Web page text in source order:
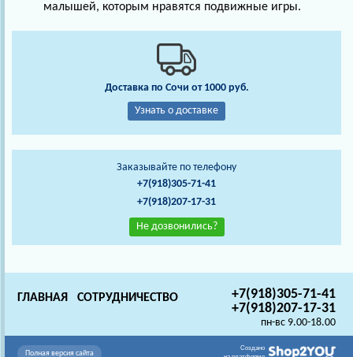
малышей, которым нравятся подвижные игры.
Доставка по Сочи от 1000 руб.
Узнать о доставке
Заказывайте по телефону
+7(918)305-71-41
+7(918)207-17-31
Не дозвонились?
+7(918)305-71-41
+7(918)207-17-31
пн-вс 9.00-18.00
ГЛАВНАЯ СОТРУДНИЧЕСТВО
Создано
Полная версия сайта